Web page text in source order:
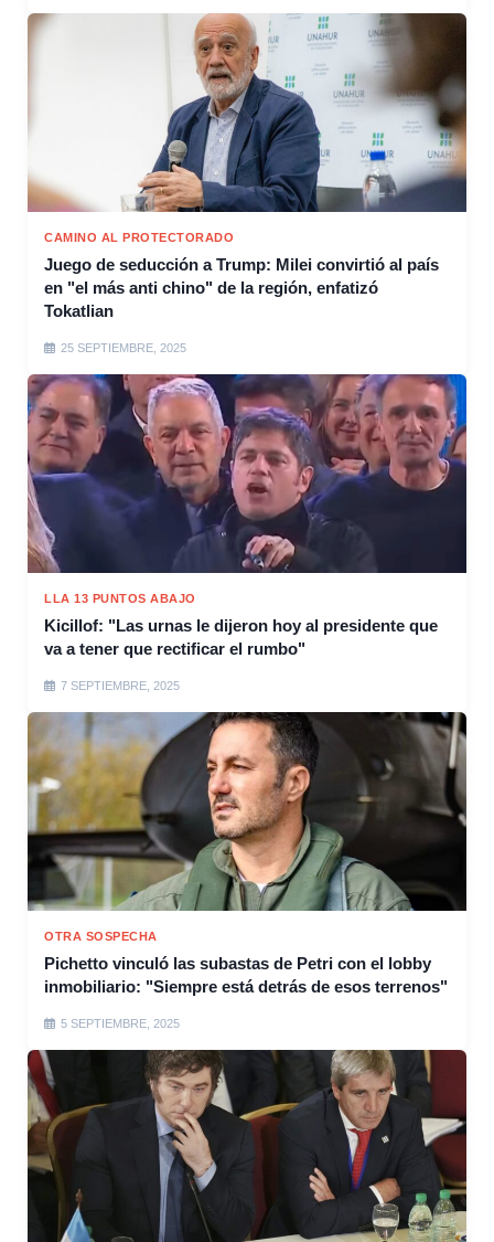
CAMINO AL PROTECTORADO
Juego de seducción a Trump: Milei convirtió al país
en "el más anti chino" de la región, enfatizó
Tokatlian
25 SEPTIEMBRE, 2025
LLA 13 PUNTOS ABAJO
Kicillof: "Las urnas le dijeron hoy al presidente que
va a tener que rectificar el rumbo"
7 SEPTIEMBRE, 2025
OTRA SOSPECHA
Pichetto vinculó las subastas de Petri con el lobby
inmobiliario: "Siempre está detrás de esos terrenos"
5 SEPTIEMBRE, 2025